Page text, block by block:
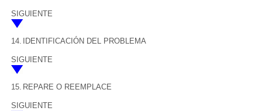
SIGUIENTE
14. IDENTIFICACIÓN DEL PROBLEMA
SIGUIENTE
15. REPARE O REEMPLACE
SIGUIENTE